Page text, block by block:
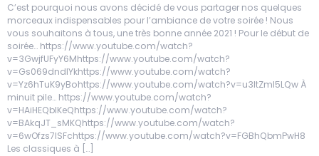
C’est pourquoi nous avons décidé de vous partager nos quelques
morceaux indispensables pour l’ambiance de votre soirée ! Nous
vous souhaitons à tous, une très bonne année 2021 ! Pour le début de
soirée… https://www.youtube.com/watch?
v=3GwjfUFyY6Mhttps://www.youtube.com/watch?
v=Gs069dndIYkhttps://www.youtube.com/watch?
v=Yz6hTuK9yBohttps://www.youtube.com/watch?v=u3ltZmI5LQw À
minuit pile… https://www.youtube.com/watch?
v=HAiHEQblKeQhttps://www.youtube.com/watch?
v=BAkqJT_sMKQhttps://www.youtube.com/watch?
v=6wOfzs7lSFchttps://www.youtube.com/watch?v=FGBhQbmPwH8
Les classiques à […]